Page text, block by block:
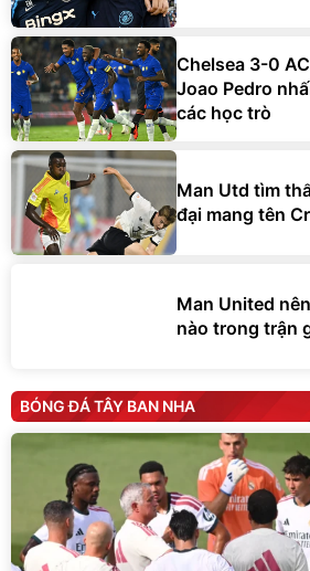
Chelsea 3-0
Joao Pedro
các học trò
Man Utd tìm
đại mang tên
Man United
nào trong trận
BÓNG ĐÁ TÂY BAN NHA